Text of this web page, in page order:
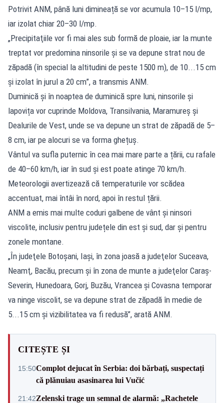
Potrivit ANM, până luni dimineață se vor acumula 10–15 l/mp,
iar izolat chiar 20–30 l/mp.
„Precipitaţiile vor fi mai ales sub formă de ploaie, iar la munte
treptat vor predomina ninsorile şi se va depune strat nou de
zăpadă (în special la altitudini de peste 1500 m), de 10...15 cm
şi izolat în jurul a 20 cm”, a transmis ANM.
Duminică și în noaptea de duminică spre luni, ninsorile și
lapovița vor cuprinde Moldova, Transilvania, Maramureș și
Dealurile de Vest, unde se va depune un strat de zăpadă de 5–
8 cm, iar pe alocuri se va forma ghețuș.
Vântul va sufla puternic în cea mai mare parte a țării, cu rafale
de 40–60 km/h, iar în sud și est poate atinge 70 km/h.
Meteorologii avertizează că temperaturile vor scădea
accentuat, mai întâi în nord, apoi în restul țării.
ANM a emis mai multe coduri galbene de vânt și ninsori
viscolite, inclusiv pentru județele din est și sud, dar și pentru
zonele montane.
„În judeţele Botoşani, Iaşi, în zona joasă a judeţelor Suceava,
Neamţ, Bacău, precum şi în zona de munte a judeţelor Caraş-
Severin, Hunedoara, Gorj, Buzău, Vrancea şi Covasna temporar
va ninge viscolit, se va depune strat de zăpadă în medie de
5...15 cm şi vizibilitatea va fi redusă”, arată ANM.
CITEȘTE ȘI
15:50Complot dejucat în Serbia: doi bărbați, suspectați
că plănuiau asasinarea lui Vučić
21:42Zelenski trage un semnal de alarmă: „Rachetele